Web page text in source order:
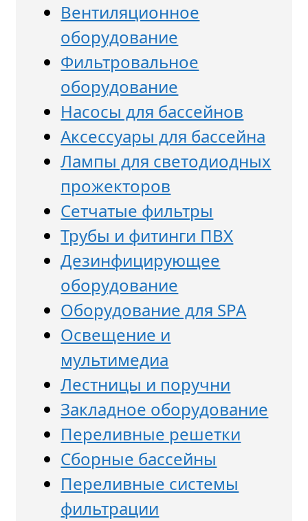
Вентиляционное
оборудование
Фильтровальное
оборудование
Насосы для бассейнов
Аксессуары для бассейна
Лампы для светодиодных
прожекторов
Сетчатые фильтры
Трубы и фитинги ПВХ
Дезинфицирующее
оборудование
Оборудование для SPA
Освещение и
мультимедиа
Лестницы и поручни
Закладное оборудование
Переливные решетки
Сборные бассейны
Переливные системы
фильтрации